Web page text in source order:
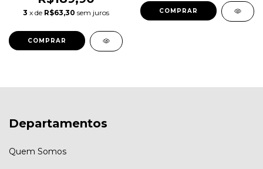
3 x de R$63,30 sem juros
COMPRAR
COMPRAR
Departamentos
Quem Somos